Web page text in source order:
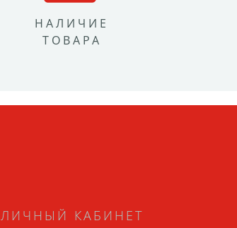
НАЛИЧИЕ
ТОВАРА
ЛИЧНЫЙ КАБИНЕТ